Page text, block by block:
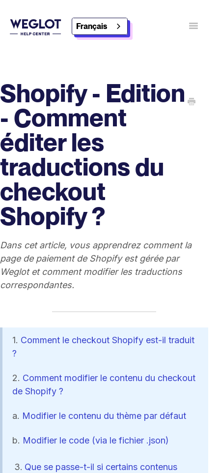
Français Basculer
Shopify - Edition
- Comment
éditer les
traductions du
checkout
Shopify ?
Dans cet article, vous apprendrez comment la
page de paiement de Shopify est gérée par
Weglot et comment modifier les traductions
correspondantes.
1. Comment le checkout Shopify est-il traduit
?
2. Comment modifier le contenu du checkout
de Shopify ?
a. Modifier le contenu du thème par défaut
b. Modifier le code (via le fichier .json)
Que se passe-t-il si certains contenus